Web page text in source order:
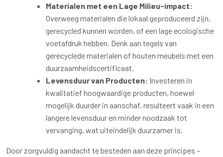
Materialen met een Lage Milieu-impact:
Overweeg materialen die lokaal geproduceerd zijn,
gerecycled kunnen worden, of een lage ecologische
voetafdruk hebben. Denk aan tegels van
gerecyclede materialen of houten meubels met een
duurzaamheidscertificaat.
Levensduur van Producten: Investeren in
kwalitatief hoogwaardige producten, hoewel
mogelijk duurder in aanschaf, resulteert vaak in een
langere levensduur en minder noodzaak tot
vervanging, wat uiteindelijk duurzamer is.
Door zorgvuldig aandacht te besteden aan deze principes –